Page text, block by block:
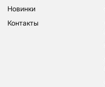
новинки
контакты